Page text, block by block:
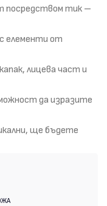
посредством тик –
елементи от
лицева част и
да изразите
ще бъдете